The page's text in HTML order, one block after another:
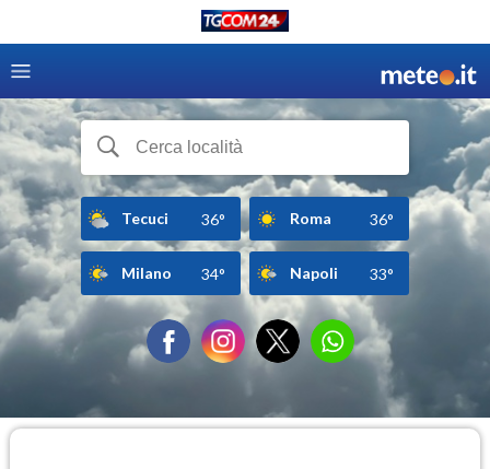
Tecuci 36° Roma 36°
Milano 34° Napoli 33°